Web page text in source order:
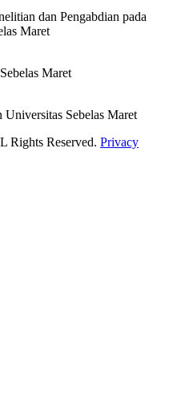
dan Pengabdian pada
Maret
Maret
Universitas Sebelas Maret
Rights Reserved. Privacy